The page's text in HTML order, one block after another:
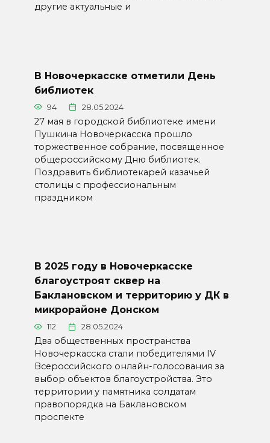
другие актуальные и
В Новочеркасске отметили День
библиотек
94 28.05.2024
27 мая в городской библиотеке имени
Пушкина Новочеркасска прошло
торжественное собрание, посвященное
общероссийскому Дню библиотек.
Поздравить библиотекарей казачьей
столицы с профессиональным
праздником
В 2025 году в Новочеркасске
благоустроят сквер на
Баклановском и территорию у ДК в
микрорайоне Донском
112 28.05.2024
Два общественных пространства
Новочеркасска стали победителями IV
Всероссийского онлайн-голосования за
выбор объектов благоустройства. Это
территории у памятника солдатам
правопорядка на Баклановском
проспекте